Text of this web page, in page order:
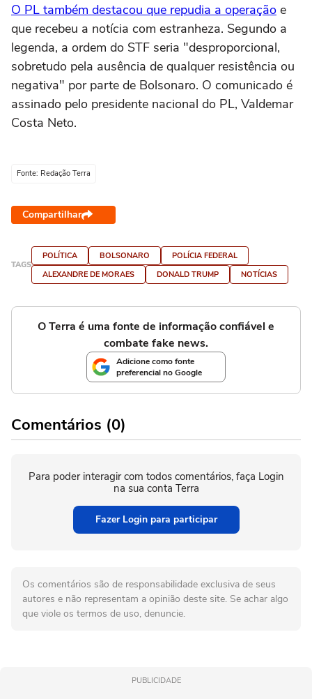
O PL também destacou que repudia a operação e
que recebeu a notícia com estranheza. Segundo a
legenda, a ordem do STF seria "desproporcional,
sobretudo pela ausência de qualquer resistência ou
negativa" por parte de Bolsonaro. O comunicado é
assinado pelo presidente nacional do PL, Valdemar
Costa Neto.
Fonte: Redação Terra
Compartilhar
TAGS
POLÍTICA BOLSONARO
POLÍCIA FEDERAL
ALEXANDRE DE MORAES
DONALD TRUMP NOTÍCIAS
O Terra é uma fonte de informação confiável e
combate fake news.
Adicione como fonte
preferencial no Google
Comentários (0)
Para poder interagir com todos comentários, faça Login
na sua conta Terra
Fazer Login para participar
Os comentários são de responsabilidade exclusiva de seus
autores e não representam a opinião deste site. Se achar algo
que viole os termos de uso, denuncie.
PUBLICIDADE